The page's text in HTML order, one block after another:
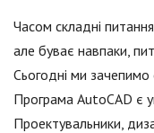
Часом складні
але буває навпаки,
Сьогодні ми зачепимо
Програма AutoCAD є
Проектувальники,